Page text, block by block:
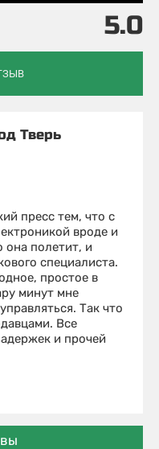
5.0
Тверь
пресс тем, что с
вроде и
она полетит, и
специалиста.
простое в
минут мне
Так что
Все
и прочей